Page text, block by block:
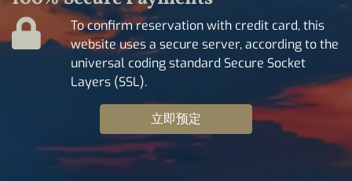
To confirm reservation with credit card, this
website uses a secure server, according to the
universal coding standard Secure Socket
Layers (SSL).
立即预定